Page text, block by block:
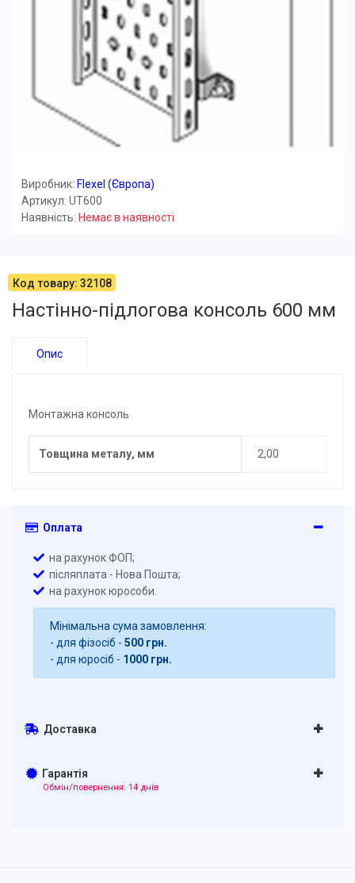
Виробник: Flexel (Європа)
Артикул: UT600
Наявність: Немає в наявності
Код товару: 32108
Настінно-підлогова консоль 600 мм
Опис
Монтажна консоль
Товщина металу, мм 2,00
Оплата
на рахунок ФОП;
післяплата - Нова Пошта;
на рахунок юрособи.
Мінімальна сума замовлення:
- для фізосіб - 500 грн.
- для юросіб - 1000 грн.
Доставка
Гарантія
Обмін/повернення: 14 днів